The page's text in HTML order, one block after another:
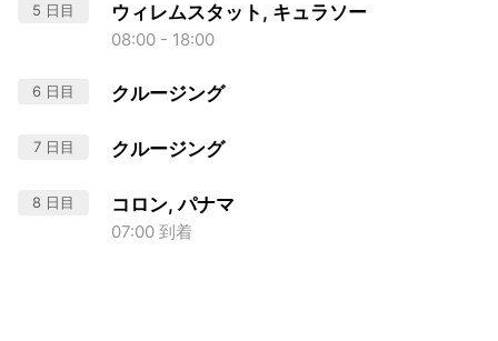
5 日目 ウィレムスタット, キュラソー
08:00 - 18:00
6 日目 クルージング
7 日目 クルージング
8 日目 コロン, パナマ
07:00 到着